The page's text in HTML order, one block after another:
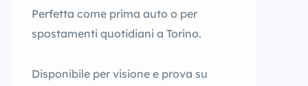
Perfetta come prima auto o per
spostamenti quotidiani a Torino.
Disponibile per visione e prova su